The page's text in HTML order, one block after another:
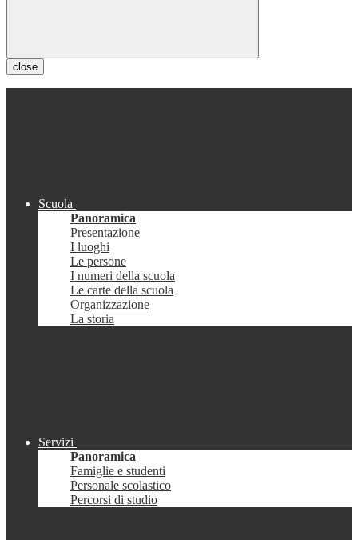
close
Scuola
Panoramica
Presentazione
I luoghi
Le persone
I numeri della scuola
Le carte della scuola
Organizzazione
La storia
Servizi
Panoramica
Famiglie e studenti
Personale scolastico
Percorsi di studio